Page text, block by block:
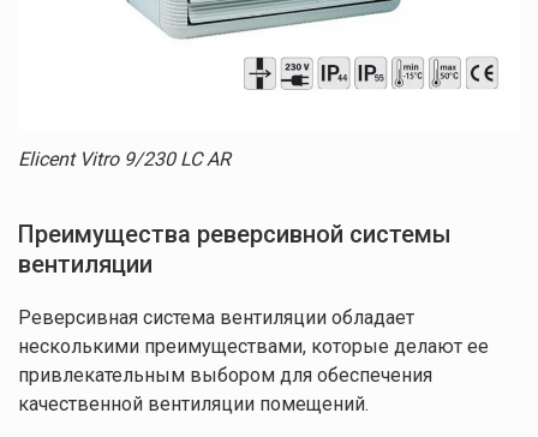
Elicent Vitro 9/230 LC AR
Преимущества реверсивной системы
вентиляции
Реверсивная система вентиляции обладает
несколькими преимуществами, которые делают ее
привлекательным выбором для обеспечения
качественной вентиляции помещений.
за заявку!
отправлены!